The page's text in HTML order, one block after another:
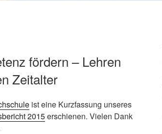
fördern – Lehren
Zeitalter
ist eine Kurzfassung unseres
2015erschienen. Vielen Dank